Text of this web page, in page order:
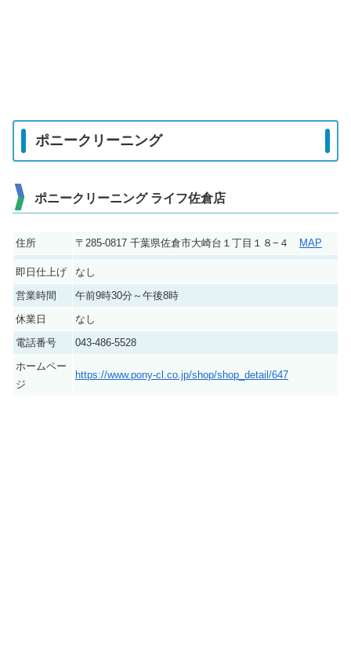
ポニークリーニング
ポニークリーニング ライフ佐倉店
住所 〒285-0817 千葉県佐倉市大崎台１丁目１８−４ MAP
即日仕上げ
なし
営業時間
午前9時30分～午後8時
休業日
なし
電話番号
043-486-5528
ホームペー
ジ
https://www.pony-cl.co.jp/shop/shop_detail/647